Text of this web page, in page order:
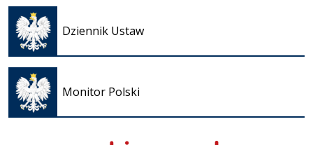
Dziennik Ustaw
Otwiera
się w
nowej
karcie
Monitor Polski
Otwiera
się w
nowej
karcie